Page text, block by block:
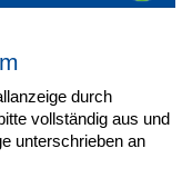
durch
vollständig aus und
unterschrieben an